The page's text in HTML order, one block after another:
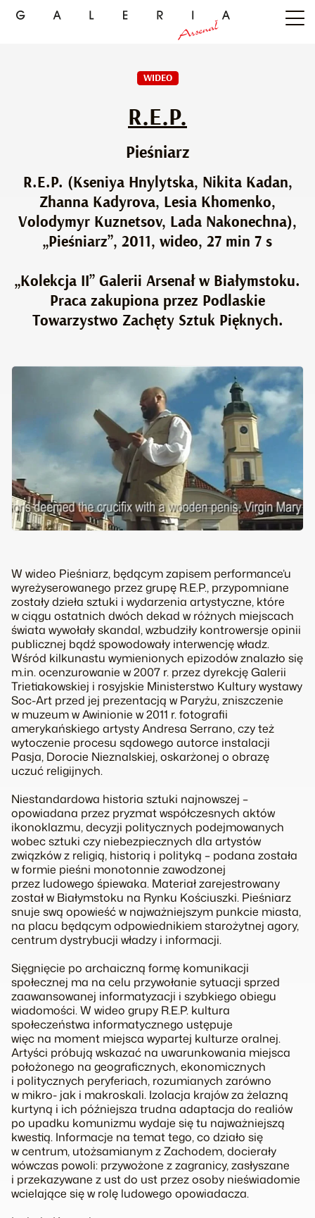
WIDEO
R.E.P.
Pieśniarz
R.E.P. (Kseniya Hnylytska, Nikita Kadan,
Zhanna Kadyrova, Lesia Khomenko,
Volodymyr Kuznetsov, Lada Nakonechna),
„Pieśniarz”, 2011, wideo, 27 min 7 s
„Kolekcja II” Galerii Arsenał w Białymstoku.
Praca zakupiona przez Podlaskie
Towarzystwo Zachęty Sztuk Pięknych.
W wideo Pieśniarz, będącym zapisem performance’u
wyreżyserowanego przez grupę R.E.P., przypomniane
zostały dzieła sztuki i wydarzenia artystyczne, które
w ciągu ostatnich dwóch dekad w różnych miejscach
świata wywołały skandal, wzbudziły kontrowersje opinii
publicznej bądź spowodowały interwencję władz.
Wśród kilkunastu wymienionych epizodów znalazło się
m.in. ocenzurowanie w 2007 r. przez dyrekcję Galerii
Trietiakowskiej i rosyjskie Ministerstwo Kultury wystawy
Soc-Art przed jej prezentacją w Paryżu, zniszczenie
w muzeum w Awinionie w 2011 r. fotografii
amerykańskiego artysty Andresa Serrano, czy też
wytoczenie procesu sądowego autorce instalacji
Pasja, Dorocie Nieznalskiej, oskarżonej o obrazę
uczuć religijnych.
Niestandardowa historia sztuki najnowszej –
opowiadana przez pryzmat współczesnych aktów
ikonoklazmu, decyzji politycznych podejmowanych
wobec sztuki czy niebezpiecznych dla artystów
związków z religią, historią i polityką – podana została
w formie pieśni monotonnie zawodzonej
przez ludowego śpiewaka. Materiał zarejestrowany
został w Białymstoku na Rynku Kościuszki. Pieśniarz
snuje swą opowieść w najważniejszym punkcie miasta,
na placu będącym odpowiednikiem starożytnej agory,
centrum dystrybucji władzy i informacji.
Sięgnięcie po archaiczną formę komunikacji
społecznej ma na celu przywołanie sytuacji sprzed
zaawansowanej informatyzacji i szybkiego obiegu
wiadomości. W wideo grupy R.E.P. kultura
społeczeństwa informatycznego ustępuje
więc na moment miejsca wypartej kulturze oralnej.
Artyści próbują wskazać na uwarunkowania miejsca
położonego na geograficznych, ekonomicznych
i politycznych peryferiach, rozumianych zarówno
w mikro- jak i makroskali. Izolacja krajów za żelazną
kurtyną i ich późniejsza trudna adaptacja do realiów
po upadku komunizmu wydaje się tu najważniejszą
kwestią. Informacje na temat tego, co działo się
w centrum, utożsamianym z Zachodem, docierały
wówczas powoli: przywożone z zagranicy, zasłyszane
i przekazywane z ust do ust przez osoby nieświadomie
wcielające się w rolę ludowego opowiadacza.